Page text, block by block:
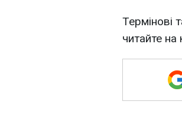
Термінові
читайте на